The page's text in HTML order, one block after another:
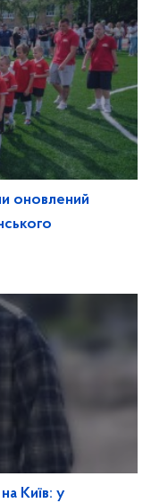
оновлений
Київ: у